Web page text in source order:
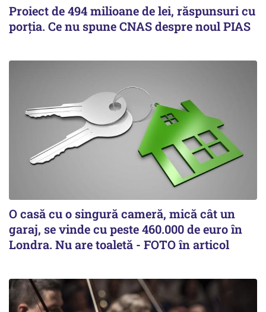
Proiect de 494 milioane de lei, răspunsuri cu
porția. Ce nu spune CNAS despre noul PIAS
O casă cu o singură cameră, mică cât un
garaj, se vinde cu peste 460.000 de euro în
Londra. Nu are toaletă - FOTO în articol